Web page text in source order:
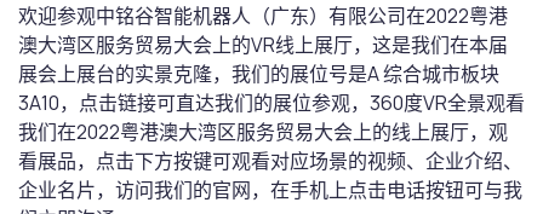
欢迎参观中铭谷智能机器人（广东）有限公司在2022粤港
澳大湾区服务贸易大会上的VR线上展厅，这是我们在本届
展会上展台的实景克隆，我们的展位号是A 综合城市板块
3A10，点击链接可直达我们的展位参观，360度VR全景观看
我们在2022粤港澳大湾区服务贸易大会上的线上展厅，观
看展品，点击下方按键可观看对应场景的视频、企业介绍、
企业名片，访问我们的官网，在手机上点击电话按钮可与我